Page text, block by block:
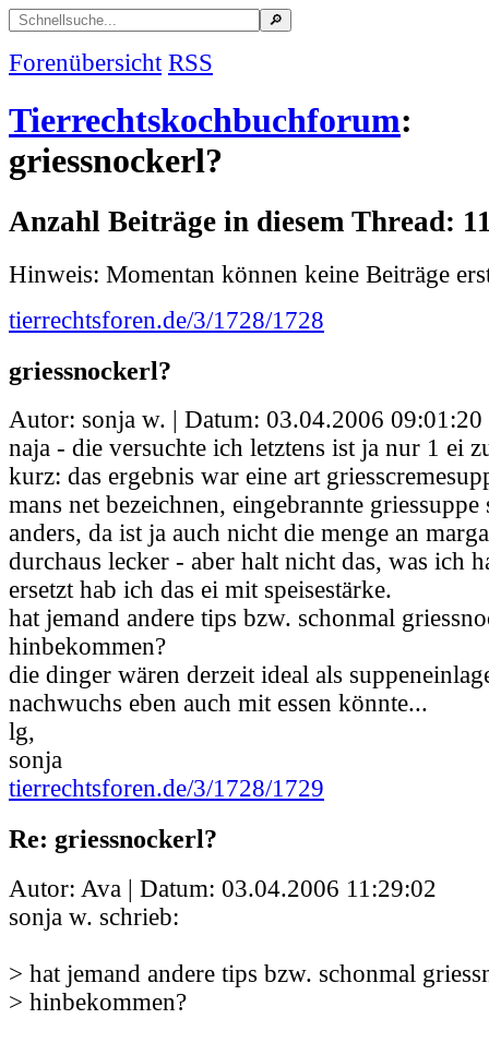
Forenübersicht RSS
Tierrechtskochbuchforum:
griessnockerl?
Anzahl Beiträge in diesem Thread:
Hinweis: Momentan können keine Beiträge
tierrechtsforen.de/3/1728/1728
griessnockerl?
Autor: sonja w. | Datum: 03.04.2006 09:01:20
naja - die versuchte ich letztens ist ja nur 1 ei
kurz: das ergebnis war eine art
mans net bezeichnen, eingebrannte griessuppe
anders, da ist ja auch nicht die menge an
durchaus lecker - aber halt nicht das, was ich
ersetzt hab ich das ei mit speisestärke.
hat jemand andere tips bzw. schonmal
hinbekommen?
die dinger wären derzeit ideal als
nachwuchs eben auch mit essen könnte...
lg,
sonja
tierrechtsforen.de/3/1728/1729
Re: griessnockerl?
Autor: Ava | Datum: 03.04.2006 11:29:02
sonja w. schrieb:
> hat jemand andere tips bzw. schonmal
> hinbekommen?